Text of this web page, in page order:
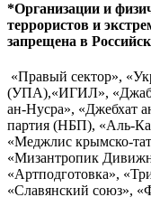
*Организации и
террористов и
запрещена в
«Правый сектор»,
(УПА),«ИГИЛ»,
ан-Нусра», «Джебхат
партия (НБП), «Аль-
«Меджлис крымско-
«Мизантропик
«Артподготовка»,
«Славянский союз»,